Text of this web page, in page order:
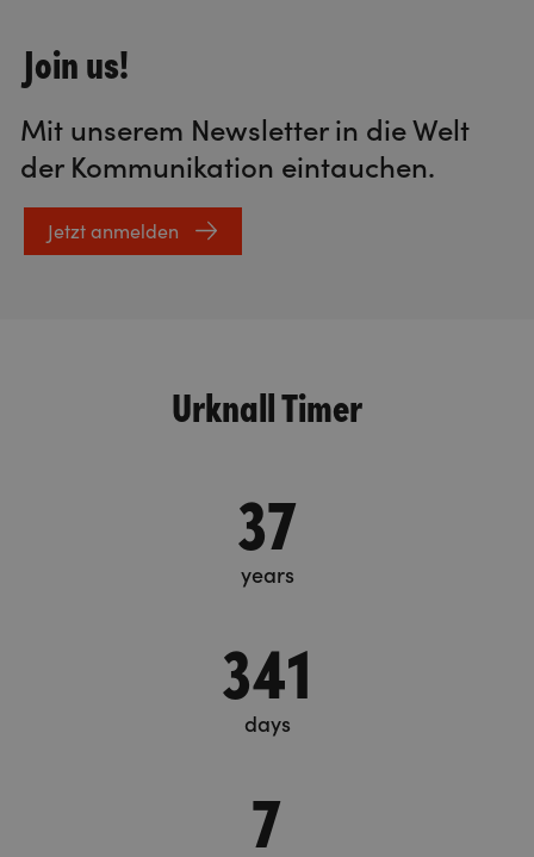
Join us!
Mit unserem Newsletter in die Welt
der Kommunikation eintauchen.
Jetzt anmelden
Urknall Timer
37
years
341
days
7